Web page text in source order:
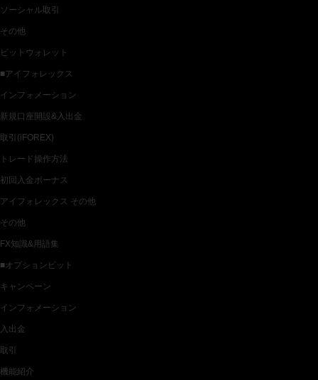
ソーシャル取引
その他
ビットウォレット
■アイフォレックス
インフォメーション
新規口座開設&入出金
取引(iFOREX)
トレード操作方法
初回入金ボーナス
アイフォレックス その他
その他
FX知識&用語集
■オプションビット
キャンペーン
インフォメーション
入出金
取引
機能紹介